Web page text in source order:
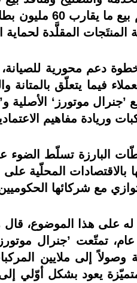
التاريخ،
المنتَجات المقلَّدة
دعم محورية
فيما يتعلّق
موتورز‘ الأصلية
وريادة مفاهيم
البارزة تسلّط الضوء
بالاقتصادات المحلّية
مع شركائها
على هذا الموضوع، قال
تمتّعت ’جنرال
وصولاً إلى ملايين
يعود بشكل أوّلي إلى